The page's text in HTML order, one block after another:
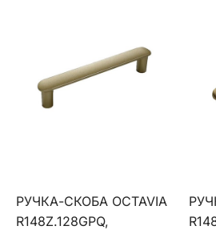
РУЧКА-СКОБА OCTAVIA
R148Z.128GPQ,